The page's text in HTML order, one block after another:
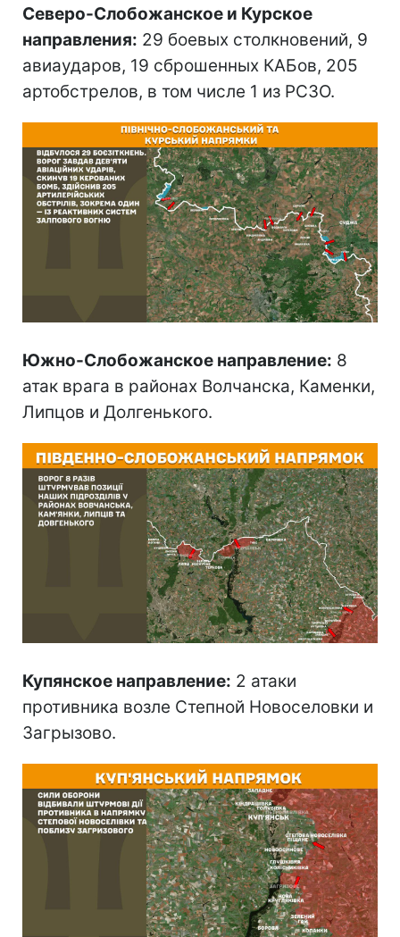
Северо-Слобожанское и Курское
направления: 29 боевых столкновений, 9
авиаударов, 19 сброшенных КАБов, 205
артобстрелов, в том числе 1 из РСЗО.
Южно-Слобожанское направление: 8
атак врага в районах Волчанска, Каменки,
Липцов и Долгенького.
Купянское направление: 2 атаки
противника возле Степной Новоселовки и
Загрызово.